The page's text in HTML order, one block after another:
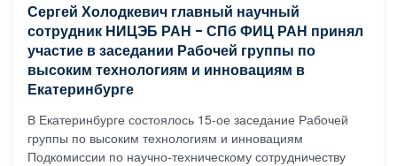
Сергей Холодкевич главный научный
сотрудник НИЦЭБ РАН - СПб ФИЦ РАН принял
участие в заседании Рабочей группы по
высоким технологиям и инновациям в
Екатеринбурге
В Екатеринбурге состоялось 15-ое заседание Рабочей
группы по высоким технологиям и инновациям
Подкомиссии по научно-техническому сотрудничеству